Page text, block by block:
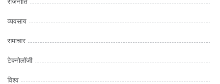
व्यवसाय
समाचार
टेक्नोलॉजी
विश्व